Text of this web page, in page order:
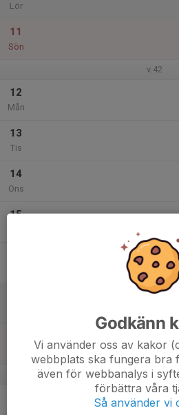
Lör
11
Sön
v.42
12
Mån
13
Tis
14
Ons
15
v.43
Godkänn
Vi använder oss av kakor
webbplats ska fungera bra
även för webbanalys i
förbättra våra
Så använder vi